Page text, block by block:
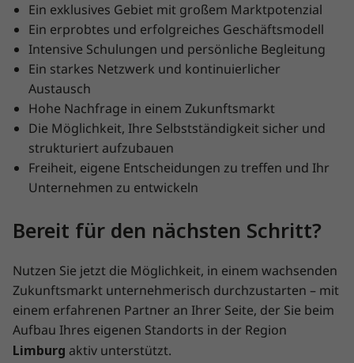
Ein exklusives Gebiet mit großem Marktpotenzial
Ein erprobtes und erfolgreiches Geschäftsmodell
Intensive Schulungen und persönliche Begleitung
Ein starkes Netzwerk und kontinuierlicher
Austausch
Hohe Nachfrage in einem Zukunftsmarkt
Die Möglichkeit, Ihre Selbstständigkeit sicher und
strukturiert aufzubauen
Freiheit, eigene Entscheidungen zu treffen und Ihr
Unternehmen zu entwickeln
Bereit für den nächsten Schritt?
Nutzen Sie jetzt die Möglichkeit, in einem wachsenden
Zukunftsmarkt unternehmerisch durchzustarten – mit
einem erfahrenen Partner an Ihrer Seite, der Sie beim
Aufbau Ihres eigenen Standorts in der Region
Limburg aktiv unterstützt.